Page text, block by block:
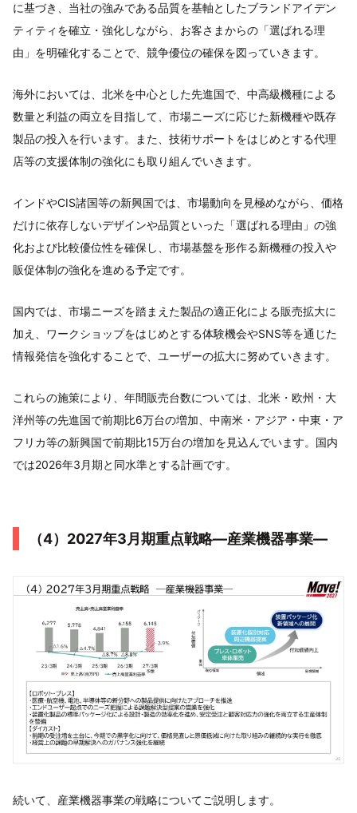
に基づき、当社の強みである品質を基軸としたブランドアイデン
ティティを確立・強化しながら、お客さまからの「選ばれる理
由」を明確化することで、競争優位の確保を図っていきます。
海外においては、北米を中心とした先進国で、中高級機種による
数量と利益の両立を目指して、市場ニーズに応じた新機種や既存
製品の投入を行います。また、技術サポートをはじめとする代理
店等の支援体制の強化にも取り組んでいきます。
インドやCIS諸国等の新興国では、市場動向を見極めながら、価格
だけに依存しないデザインや品質といった「選ばれる理由」の強
化および比較優位性を確保し、市場基盤を形作る新機種の投入や
販促体制の強化を進める予定です。
国内では、市場ニーズを踏まえた製品の適正化による販売拡大に
加え、ワークショップをはじめとする体験機会やSNS等を通じた
情報発信を強化することで、ユーザーの拡大に努めていきます。
これらの施策により、年間販売台数については、北米・欧州・大
洋州等の先進国で前期比6万台の増加、中南米・アジア・中東・ア
フリカ等の新興国で前期比15万台の増加を見込んでいます。国内
では2026年3月期と同水準とする計画です。
（4）2027年3月期重点戦略―産業機器事業―
続いて、産業機器事業の戦略についてご説明します。